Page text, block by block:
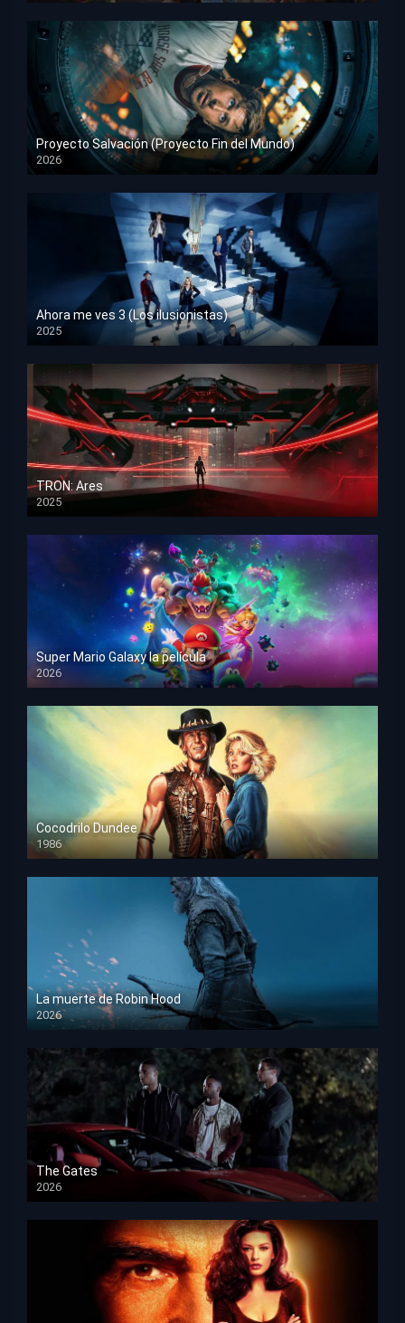
Proyecto Salvación (Proyecto Fin del Mundo)
2026
HD 1080p
Ahora me ves 3 (Los ilusionistas)
2025
HD 1080p
TRON: Ares
2025
HD 1080p
Super Mario Galaxy la película
2026
HD 1080p
Cocodrilo Dundee
1986
HD 1080p
La muerte de Robin Hood
2026
HD 1080p
The Gates
2026
HD 1080p